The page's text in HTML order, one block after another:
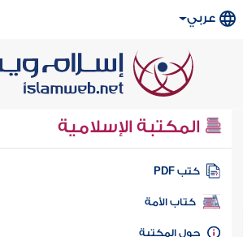
عربي
المكتبة الإسلامية
كتب PDF
كتاب الأمة